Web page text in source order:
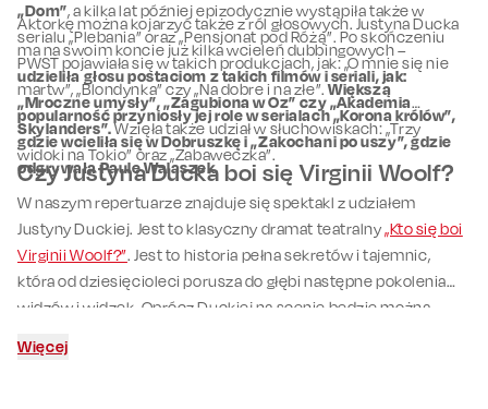
„Dom”, a kilka lat później epizodycznie wystąpiła także w
serialu „Plebania” oraz „Pensjonat pod Różą”. Po skończeniu
PWST pojawiała się w takich produkcjach, jak: „O mnie się nie
martw”, „Blondynka” czy „Na dobre i na złe”.Większą
popularność przyniosły jej role w serialach „Korona królów”,
gdzie wcieliła się w Dobruszkę i „Zakochani po uszy”, gdzie
odgrywała Paulę Walaszek.
Aktorkę można kojarzyć także z ról głosowych. Justyna Ducka
ma na swoim koncie już kilka wcieleń dubbingowych –
udzieliła głosu postaciom z takich filmów i seriali, jak:
„Mroczne umysły”, „Zagubiona w Oz” czy „Akademia
Skylanders”.Wzięła także udział w słuchowiskach: „Trzy
widoki na Tokio” oraz „Zabaweczka”.
Czy Justyna Ducka boi się Virginii Woolf?
W naszym repertuarze znajduje się spektakl z udziałem
Justyny Duckiej. Jest to klasyczny dramat teatralny„Kto się boi
Virginii Woolf?”. Jest to historia pełna sekretów i tajemnic,
która od dziesięcioleci porusza do głębi następne pokolenia
widzów i widzek. Oprócz Duckiej na scenie będzie można
Pawlickiego
Więcej